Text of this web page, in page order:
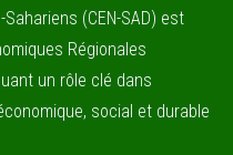
(CEN-SAD) est
Régionales
un rôle clé dans
social et durable